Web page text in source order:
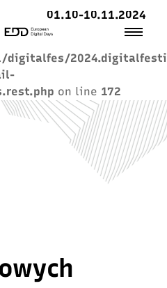
array offset on value of
digitalfes/
on line 172
01.10-10.11.2024